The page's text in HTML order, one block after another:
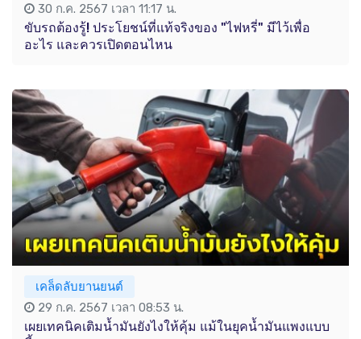
30 ก.ค. 2567 เวลา 11:17 น.
ขับรถต้องรู้! ประโยชน์ที่แท้จริงของ "ไฟหรี่" มีไว้เพื่อ
อะไร และควรเปิดตอนไหน
เคล็ดลับยานยนต์
29 ก.ค. 2567 เวลา 08:53 น.
เผยเทคนิคเติมน้ำมันยังไงให้คุ้ม แม้ในยุคน้ำมันแพงแบบ